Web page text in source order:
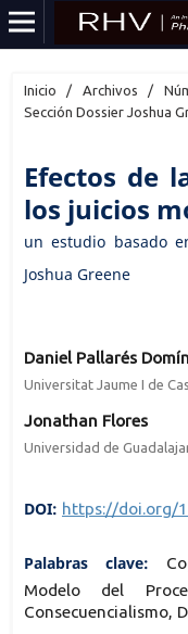
Inicio / Archivos /
Sección Dossier Joshua
Efectos de
los juicios
un estudio basado
Joshua Greene
Daniel Pallarés
Universitat Jaume I de
Jonathan Flores
Universidad de
DOI: https://doi.org/
Palabras clave:
Modelo del
Consecuencialismo,